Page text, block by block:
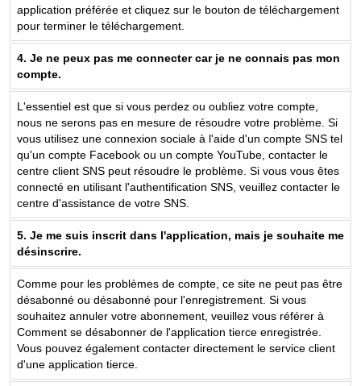
application préférée et cliquez sur le bouton de téléchargement
pour terminer le téléchargement.
4. Je ne peux pas me connecter car je ne connais pas mon
compte.
L'essentiel est que si vous perdez ou oubliez votre compte,
nous ne serons pas en mesure de résoudre votre problème. Si
vous utilisez une connexion sociale à l'aide d'un compte SNS tel
qu'un compte Facebook ou un compte YouTube, contacter le
centre client SNS peut résoudre le problème. Si vous vous êtes
connecté en utilisant l'authentification SNS, veuillez contacter le
centre d'assistance de votre SNS.
5. Je me suis inscrit dans l'application, mais je souhaite me
désinscrire.
Comme pour les problèmes de compte, ce site ne peut pas être
désabonné ou désabonné pour l'enregistrement. Si vous
souhaitez annuler votre abonnement, veuillez vous référer à
Comment se désabonner de l'application tierce enregistrée.
Vous pouvez également contacter directement le service client
d'une application tierce.